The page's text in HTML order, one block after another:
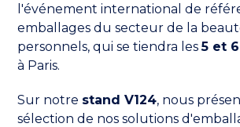
l'événement international de
emballages du secteur de la
personnels, qui se tiendra les5 et
à Paris.
Sur notre stand V124, nous
sélection de nos solutions